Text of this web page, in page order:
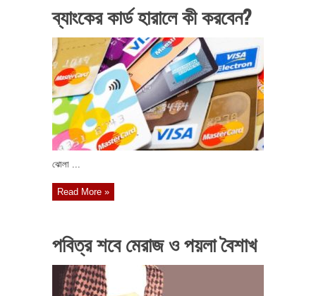
ব্যাংকের কার্ড হারালে কী করবেন?
ঝোলা ...
Read More »
পবিত্র শবে মেরাজ ও পয়লা বৈশাখ